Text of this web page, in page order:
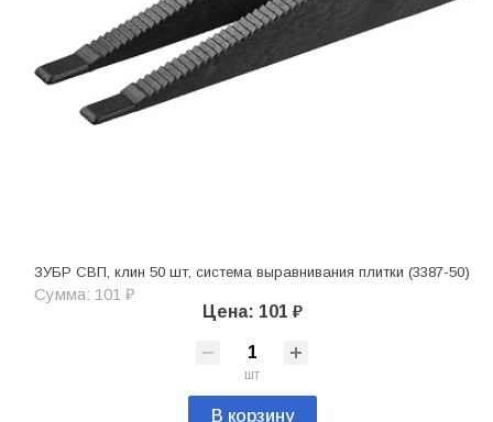
ЗУБР СВП, клин 50 шт, система выравнивания плитки (3387-50)
Сумма: 101 ₽
Цена: 101 ₽
шт
В корзину